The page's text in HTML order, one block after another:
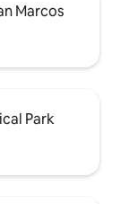
Marcos
Park